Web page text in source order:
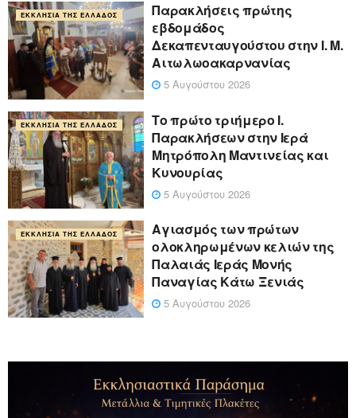
ΕΚΚΛΗΣΊΑ ΤΗΣ ΕΛΛΆΔΟΣ
Παρακλήσεις πρώτης
εβδομάδος
Δεκαπενταυγούστου στην Ι. Μ.
Αιτωλωοακαρνανίας
5 Αυγούστου 2026
ΕΚΚΛΗΣΊΑ ΤΗΣ ΕΛΛΆΔΟΣ
Το πρώτο τριήμερο Ι.
Παρακλήσεων στην Ιερά
Μητρόπολη Μαντινείας και
Κυνουρίας
5 Αυγούστου 2026
ΕΚΚΛΗΣΊΑ ΤΗΣ ΕΛΛΆΔΟΣ
Αγιασμός των πρώτων
ολοκληρωμένων κελιών της
Παλαιάς Ιεράς Μονής
Παναγίας Κάτω Ξενιάς
5 Αυγούστου 2026